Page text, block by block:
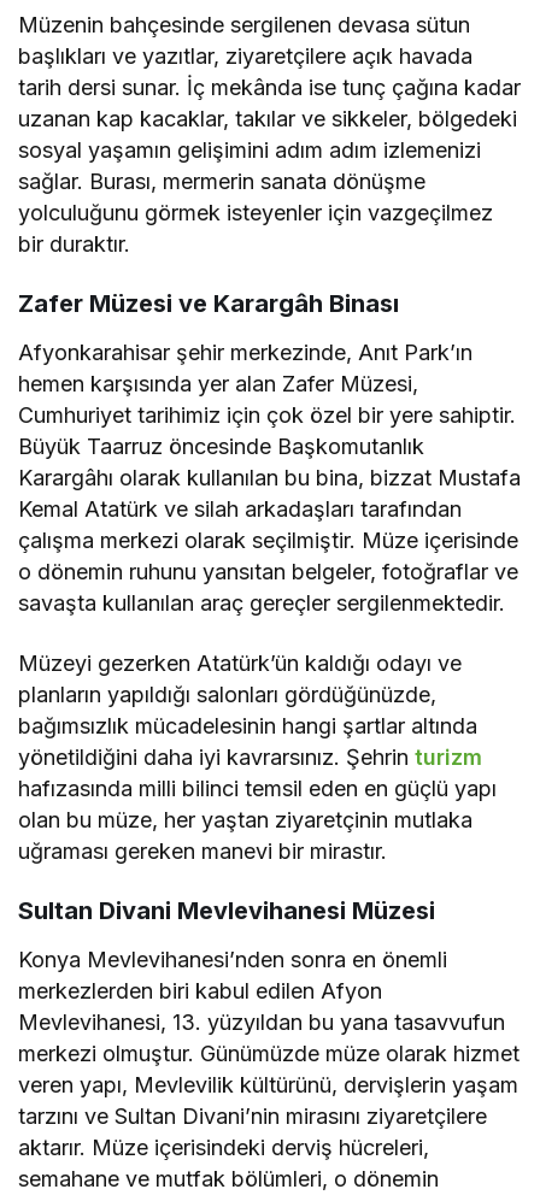
Müzenin bahçesinde sergilenen devasa sütun
başlıkları ve yazıtlar, ziyaretçilere açık havada
tarih dersi sunar. İç mekânda ise tunç çağına kadar
uzanan kap kacaklar, takılar ve sikkeler, bölgedeki
sosyal yaşamın gelişimini adım adım izlemenizi
sağlar. Burası, mermerin sanata dönüşme
yolculuğunu görmek isteyenler için vazgeçilmez
bir duraktır.
Zafer Müzesi ve Karargâh Binası
Afyonkarahisar şehir merkezinde, Anıt Park’ın
hemen karşısında yer alan Zafer Müzesi,
Cumhuriyet tarihimiz için çok özel bir yere sahiptir.
Büyük Taarruz öncesinde Başkomutanlık
Karargâhı olarak kullanılan bu bina, bizzat Mustafa
Kemal Atatürk ve silah arkadaşları tarafından
çalışma merkezi olarak seçilmiştir. Müze içerisinde
o dönemin ruhunu yansıtan belgeler, fotoğraflar ve
savaşta kullanılan araç gereçler sergilenmektedir.
Müzeyi gezerken Atatürk’ün kaldığı odayı ve
planların yapıldığı salonları gördüğünüzde,
bağımsızlık mücadelesinin hangi şartlar altında
yönetildiğini daha iyi kavrarsınız. Şehrinturizm
hafızasında milli bilinci temsil eden en güçlü yapı
olan bu müze, her yaştan ziyaretçinin mutlaka
uğraması gereken manevi bir mirastır.
Sultan Divani Mevlevihanesi Müzesi
Konya Mevlevihanesi’nden sonra en önemli
merkezlerden biri kabul edilen Afyon
Mevlevihanesi, 13. yüzyıldan bu yana tasavvufun
merkezi olmuştur. Günümüzde müze olarak hizmet
veren yapı, Mevlevilik kültürünü, dervişlerin yaşam
tarzını ve Sultan Divani’nin mirasını ziyaretçilere
aktarır. Müze içerisindeki derviş hücreleri,
semahane ve mutfak bölümleri, o dönemin